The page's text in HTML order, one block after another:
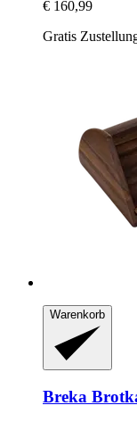
€ 160,99
Gratis
Warenkorb
Breka